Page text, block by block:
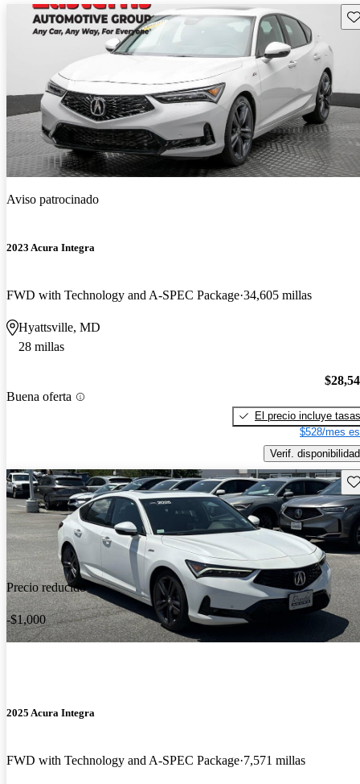
Aviso patrocinado
2023 Acura Integra
FWD with Technology and A-SPEC Package 34,605 millas
Hyattsville, MD
28 millas
Buena oferta
El precio incluye tasas
$528/mes
Verif. disponibilidad
Precio reducido
-$1,000
2025 Acura Integra
FWD with Technology and A-SPEC Package 7,571 millas